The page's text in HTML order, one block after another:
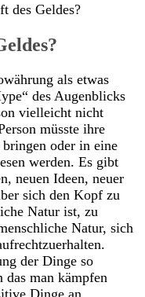
des Geldes?
als etwas
des Augenblicks
vielleicht nicht
müsste ihre
oder in eine
werden. Es gibt
neuen Ideen, neuer
sich den Kopf zu
Natur ist, zu
Natur, sich
der Dinge so
das man kämpfen
Dinge an